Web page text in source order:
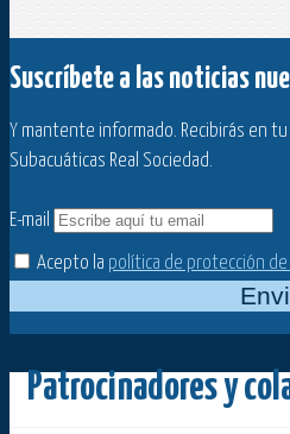
Suscríbete a las noticias
Y mantente informado. Recibirás en
Subacuáticas Real Sociedad.
E-mail
Acepto la política de protección
Patrocinadores y